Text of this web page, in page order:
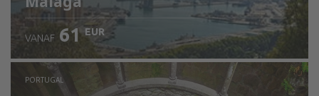
VANAF 61 EUR
PORTUGAL